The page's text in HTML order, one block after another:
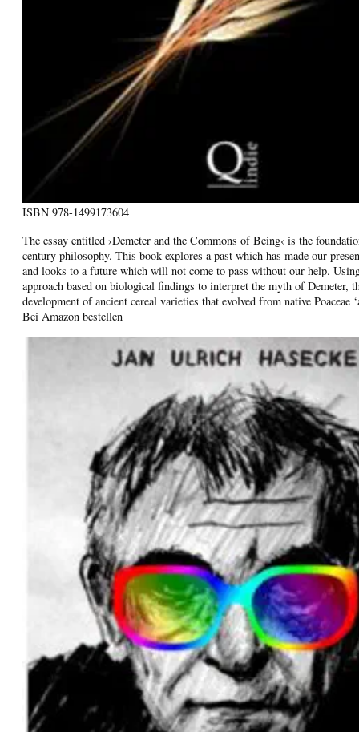
ISBN 978-1499173604
The essay entitled ›Demeter and the Commons of Being‹ is the
century philosophy. This book explores a past which has made our
and looks to a future which will not come to pass without our help.
approach based on biological findings to interpret the myth of Demeter,
development of ancient cereal varieties that evolved from native Poaceae
Bei Amazon bestellen